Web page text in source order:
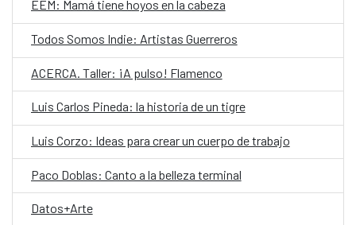
EEM: Mamá tiene hoyos en la cabeza
Todos Somos Indie: Artistas Guerreros
ACERCA. Taller: ¡A pulso! Flamenco
Luis Carlos Pineda: la historia de un tigre
Luis Corzo: Ideas para crear un cuerpo de trabajo
Paco Doblas: Canto a la belleza terminal
Datos+Arte